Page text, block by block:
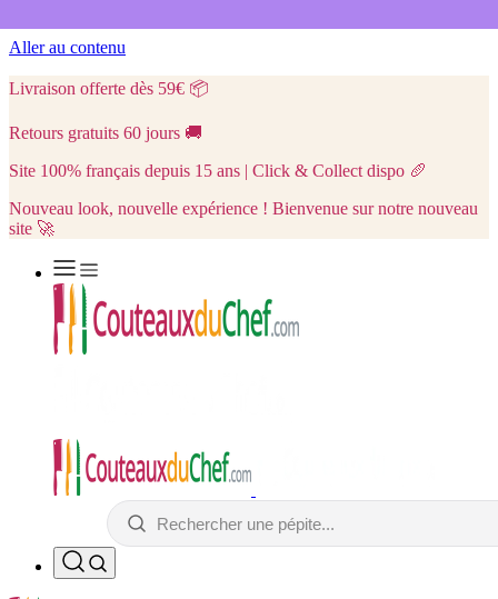
Aller au contenu
Livraison offerte dès 59€ 📦
Retours gratuits 60 jours 🚚
Site 100% français depuis 15 ans | Click & Collect dispo 🥖
Nouveau look, nouvelle expérience ! Bienvenue sur notre nouveau
site 🚀